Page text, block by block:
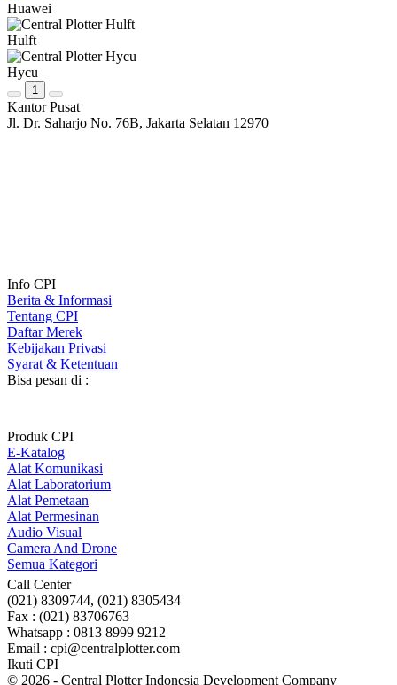
Huawei
Hulft
Hycu
1
Kantor Pusat
Jl. Dr. Saharjo No. 76B, Jakarta Selatan 12970
Info CPI
Berita & Informasi
Tentang CPI
Daftar Merek
Kebijakan Privasi
Syarat & Ketentuan
Bisa pesan di :
Produk CPI
E-Katalog
Alat Komunikasi
Alat Laboratorium
Alat Pemetaan
Alat Permesinan
Audio Visual
Camera And Drone
Semua Kategori
Call Center
(021) 8309744, (021) 8305434
Fax : (021) 83706763
Whatsapp : 0813 8999 9212
Email : cpi@centralplotter.com
Ikuti CPI
© 2026 - Central Plotter Indonesia Development Company